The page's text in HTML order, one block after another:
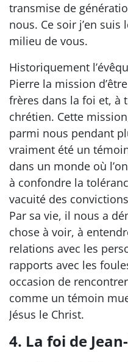
transmise de
nous. Ce soir j’en
milieu de vous.
Historiquement
Pierre la mission
frères dans la foi et, à
chrétien. Cette
parmi nous pendant
vraiment été un
dans un monde où
à confondre la
vacuité des
Par sa vie, il nous a
chose à voir, à
relations avec les
rapports avec les
occasion de
comme un témoin
Jésus le Christ.
4. La foi de